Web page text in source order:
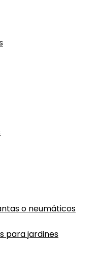
o neumáticos
para jardines